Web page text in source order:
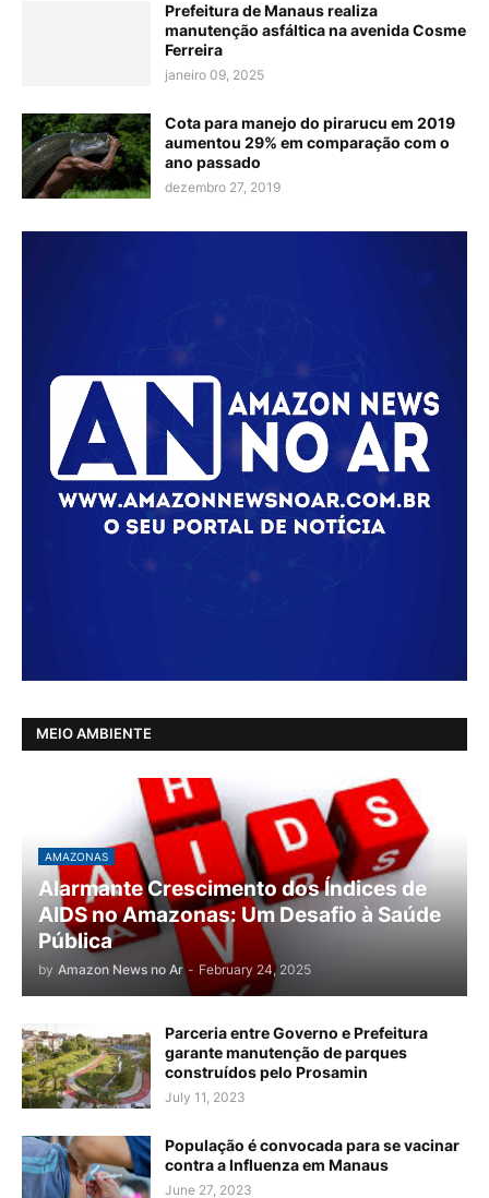
Prefeitura de Manaus realiza
manutenção asfáltica na avenida Cosme
Ferreira
janeiro 09, 2025
Cota para manejo do pirarucu em 2019
aumentou 29% em comparação com o
ano passado
dezembro 27, 2019
MEIO AMBIENTE
AMAZONAS
Alarmante Crescimento dos Índices de
AIDS no Amazonas: Um Desafio à Saúde
Pública
by Amazon News no Ar - February 24, 2025
Parceria entre Governo e Prefeitura
garante manutenção de parques
construídos pelo Prosamin
July 11, 2023
População é convocada para se vacinar
contra a Influenza em Manaus
June 27, 2023